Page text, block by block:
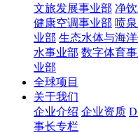
文旅发展事业部 净
健康空调事业部 喷
业部 生态水体与海
水事业部 数字体育
业部
全球项目
关于我们
企业介绍 企业资质
事长专栏